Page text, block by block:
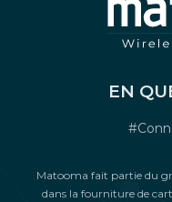
EN
Matooma fait partie du
dans la fourniture de